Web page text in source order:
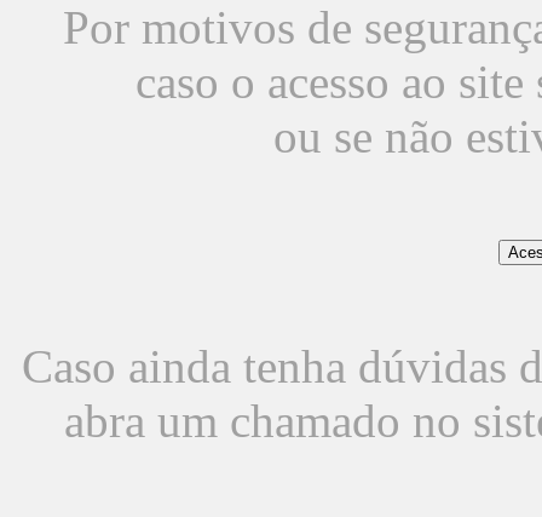
Por motivos de
caso o acesso ao
ou se não
Caso ainda tenha dúvidas
abra um chamado no